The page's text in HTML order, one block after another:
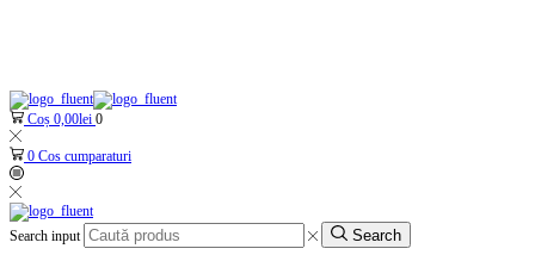
Coș 0,00lei 0
0 Cos cumparaturi
Search input Search